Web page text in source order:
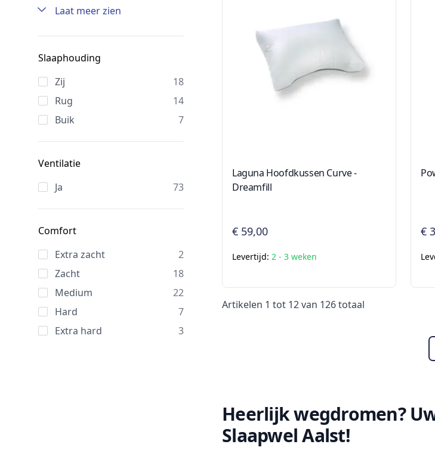
Laat meer zien
Slaaphouding
Zij
18
Rug
14
Buik
7
Ventilatie
Ja
73
Comfort
Extra zacht
2
Zacht
18
Medium
22
Hard
7
Extra hard
3
Laguna Hoofdkussen Curve -
Dreamfill
€ 59,00
Levertijd: 2 - 3 weken
€
Artikelen 1 tot 12van 126totaal
Heerlijk wegdromen?
Slaapwel Aalst!